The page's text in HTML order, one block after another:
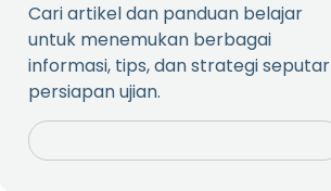
Cari artikel dan panduan belajar
untuk menemukan berbagai
informasi, tips, dan strategi seputar
persiapan ujian.